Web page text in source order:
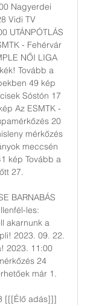
Nagyerdei
Vidi TV
UTÁNPÓTLÁS
- Fehérvár
NŐI LIGA
Tovább a
49 kép
Sóstón 17
Az ESMTK -
20
mérkőzés
meccsén
kép Tovább a
27.
BARNABÁS
les:
akarnunk a
2023. 09. 22.
2023. 11:00
24
már 1.
[[[Élő adás]]]